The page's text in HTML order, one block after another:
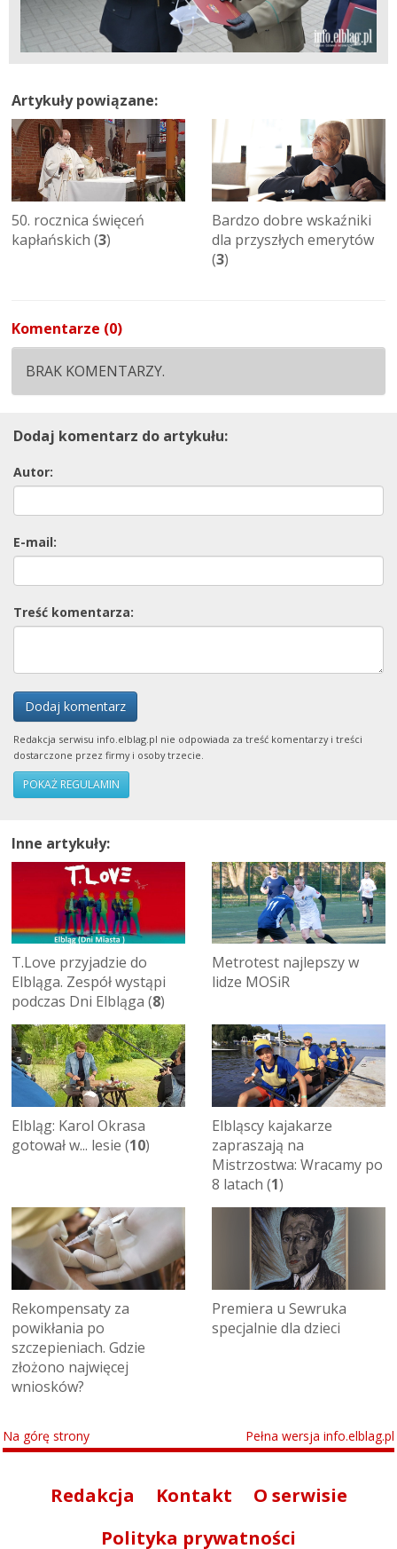
Artykuły powiązane:
50. rocznica święceń
kapłańskich (3)
Bardzo dobre wskaźniki
dla przyszłych emerytów
(3)
Komentarze (0)
BRAK KOMENTARZY.
Dodaj komentarz do artykułu:
Autor:
E-mail:
Treść komentarza:
Dodaj komentarz
Redakcja serwisu info.elblag.pl nie odpowiada za treść komentarzy i treści
dostarczone przez firmy i osoby trzecie.
POKAŻ REGULAMIN
Inne artykuły:
T.Love przyjadzie do
Elbląga. Zespół wystąpi
podczas Dni Elbląga (8)
Metrotest najlepszy w
lidze MOSiR
Elbląg: Karol Okrasa
gotował w... lesie (10)
Elbląscy kajakarze
zapraszają na
Mistrzostwa: Wracamy po
8 latach (1)
Rekompensaty za
powikłania po
szczepieniach. Gdzie
złożono najwięcej
wniosków?
Premiera u Sewruka
specjalnie dla dzieci
Na górę strony Pełna wersja info.elblag.pl
Redakcja Kontakt
O serwisie
Polityka prywatności